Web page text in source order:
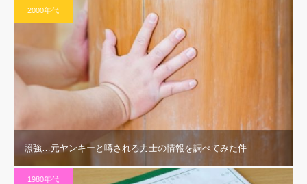
2000年代
照強…元ヤンキーと噂される力士の情報を調べてみた件
1980年代